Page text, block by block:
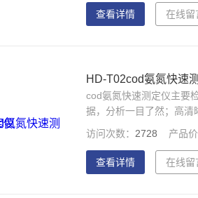
查看详情 在线留
HD-T02cod氨氮快速
cod氨氮快速测定仪主要
据，分析一目了然；高
盘，人性化操作，使用更
访问次数： 2728 产品
查看详情 在线留